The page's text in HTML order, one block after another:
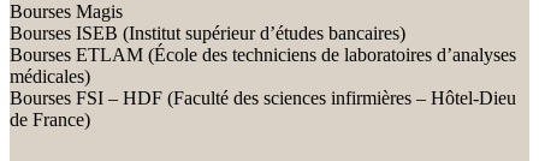
Bourses Magis
Bourses ISEB (Institut supérieur d’études bancaires)
Bourses ETLAM (École des techniciens de laboratoires d’analyses
médicales)
Bourses FSI – HDF (Faculté des sciences infirmières – Hôtel-Dieu
de France)